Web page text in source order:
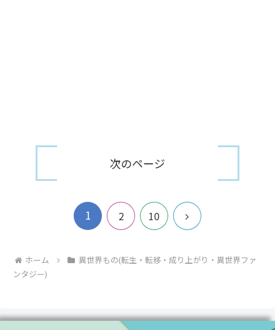
次のページ
1 2 10
次
ホーム
異世界もの(転生・転移・成り上がり・異世界ファ
ンタジー)